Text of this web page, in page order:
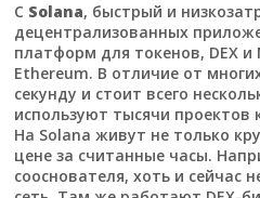
С Solana, быстрый и
децентрализованных
платформ для токенов, DEX и
Ethereum. В отличие от
секунду и стоит всего
используют тысячи проектов
На Solana живут не только
цене за считанные часы.
сооснователя, хоть и сейчас